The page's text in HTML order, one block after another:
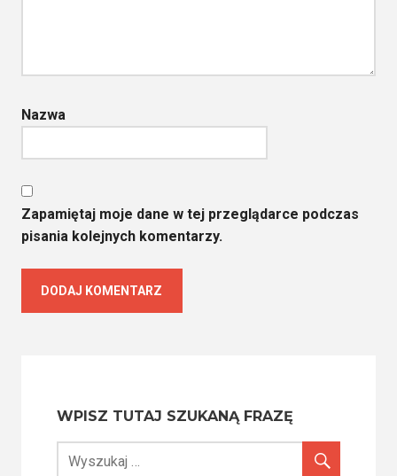
Nazwa
Zapamiętaj moje dane w tej przeglądarce podczas
pisania kolejnych komentarzy.
WPISZ TUTAJ SZUKANĄ FRAZĘ